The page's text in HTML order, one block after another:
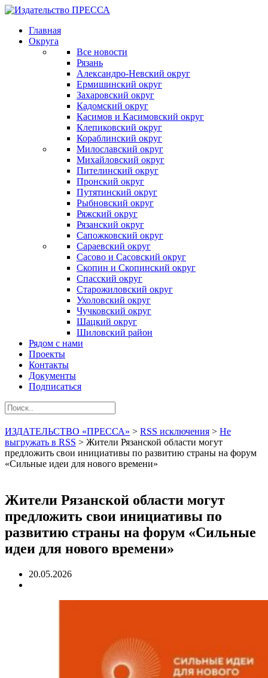
Главная
Округа
Все новости
Рязань
Александро-Невский округ
Ермишинский округ
Захаровский округ
Кадомский округ
Касимов и Касимовский округ
Клепиковский округ
Кораблинский округ
Милославский округ
Михайловский округ
Пителинский округ
Пронский округ
Путятинский округ
Рыбновский округ
Ряжский округ
Рязанский округ
Сапожковский округ
Сараевский округ
Сасово и Сасовский округ
Скопин и Скопинский округ
Спасский округ
Старожиловский округ
Ухоловский округ
Чучковский округ
Шацкий округ
Шиловский район
Рядом с нами
Проекты
Контакты
Документы
Подписаться
ИЗДАТЕЛЬСТВО «ПРЕССА» > RSS исключения > Не
выгружать в RSS > Жители Рязанской области могут
предложить свои инициативы по развитию страны на форум
«Сильные идеи для нового времени»
Жители Рязанской области могут
предложить свои инициативы по
развитию страны на форум «Сильные
идеи для нового времени»
20.05.2026